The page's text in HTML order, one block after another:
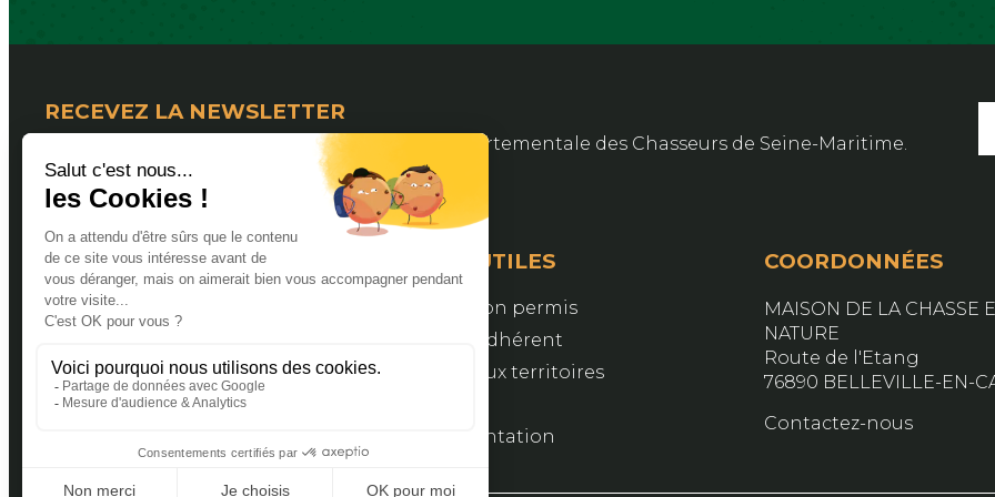
RECEVEZ LA NEWSLETTER
Pour suivre les actualités de la Fédération Départementale des Chasseurs de Seine-Maritime.
LIENS UTILES
Valider son permis
Espace adhérent
Bourse aux territoires
Documentation
COORDONNÉES
MAISON DE LA CHASSE
NATURE
Route de l'Etang
76890 BELLEVILLE-EN-
Contactez-nous